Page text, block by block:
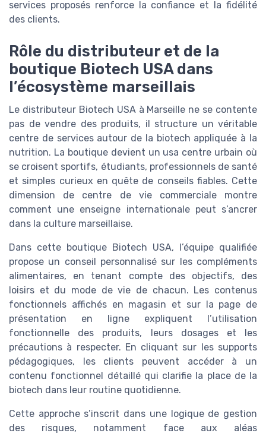
services proposés renforce la confiance et la fidélité
des clients.
Rôle du distributeur et de la
boutique Biotech USA dans
l’écosystème marseillais
Le distributeur Biotech USA à Marseille ne se contente
pas de vendre des produits, il structure un véritable
centre de services autour de la biotech appliquée à la
nutrition. La boutique devient un usa centre urbain où
se croisent sportifs, étudiants, professionnels de santé
et simples curieux en quête de conseils fiables. Cette
dimension de centre de vie commerciale montre
comment une enseigne internationale peut s’ancrer
dans la culture marseillaise.
Dans cette boutique Biotech USA, l’équipe qualifiée
propose un conseil personnalisé sur les compléments
alimentaires, en tenant compte des objectifs, des
loisirs et du mode de vie de chacun. Les contenus
fonctionnels affichés en magasin et sur la page de
présentation en ligne expliquent l’utilisation
fonctionnelle des produits, leurs dosages et les
précautions à respecter. En cliquant sur les supports
pédagogiques, les clients peuvent accéder à un
contenu fonctionnel détaillé qui clarifie la place de la
biotech dans leur routine quotidienne.
Cette approche s’inscrit dans une logique de gestion
des risques, notamment face aux aléas